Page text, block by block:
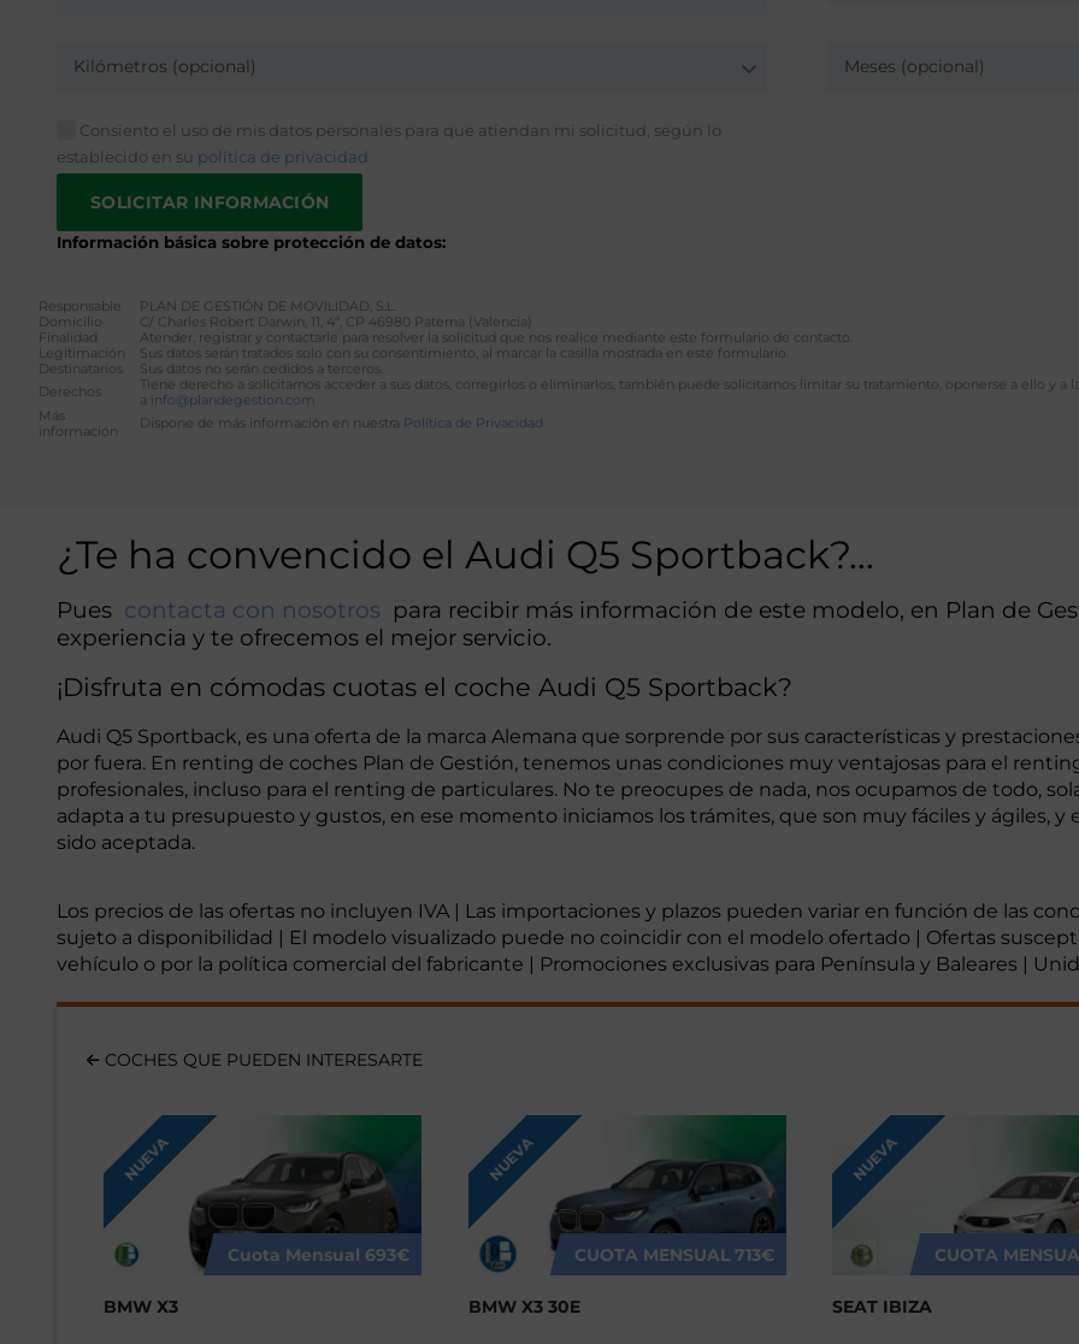
Kilómetros (opcional) Meses (opcional)
Consiento el uso de mis datos personales para que atiendan mi solicitud, según lo
establecido en su política de privacidad
Información básica sobre protección de datos:
Responsable
PLAN DE GESTIÓN DE MOVILIDAD, S.L.
Domicilio
C/ Charles Robert Darwin, 11, 4ª, CP 46980 Paterna (Valencia)
Finalidad
Atender, registrar y contactarle para resolver la solicitud que nos realice mediante este formulario de contacto.
Legitimación
Sus datos serán tratados solo con su consentimiento, al marcar la casilla mostrada en este formulario.
Destinatarios
Sus datos no serán cedidos a terceros.
Derechos
Tiene derecho a solicitarnos acceder a sus datos, corregirlos o eliminarlos, también puede solicitarnos limitar su tratamiento, oponerse a ello y a
a info@plandegestion.com
Más
información
Dispone de más información en nuestra Política de Privacidad
¿Te ha convencido el Audi Q5 Sportback?…
Pues contacta con nosotros para recibir más información de este modelo, en Plan de
experiencia y te ofrecemos el mejor servicio.
¡Disfruta en cómodas cuotas el coche Audi Q5 Sportback?
Audi Q5 Sportback, es una oferta de la marca Alemana que sorprende por sus características y
por fuera. En renting de coches Plan de Gestión, tenemos unas condiciones muy ventajosas para el
profesionales, incluso para el renting de particulares. No te preocupes de nada, nos ocupamos de todo,
adapta a tu presupuesto y gustos, en ese momento iniciamos los trámites, que son muy fáciles y ágiles, y
sido aceptada.
Los precios de las ofertas no incluyen IVA | Las importaciones y plazos pueden variar en función de las
sujeto a disponibilidad | El modelo visualizado puede no coincidir con el modelo ofertado | Ofertas
vehículo o por la política comercial del fabricante | Promociones exclusivas para Península y Baleares |
COCHES QUE PUEDEN INTERESARTE
NUEVA
Cuota Mensual 693€
BMW X3
NUEVA
CUOTA MENSUAL 713€
BMW X3 30E
NUEVA
CUOTA
SEAT IBIZA